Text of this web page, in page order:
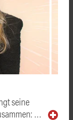
seine
…